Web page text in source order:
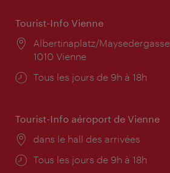
Tourist-Info Vienne
Lieu:
Albertinaplatz/Maysedergasse
1010 Vienne
Horaires
Tous les jours de 9h à 18h
Tourist-Info aéroport de Vienne
Lieu:
dans le hall des arrivées
Horaires
Tous les jours de 9h à 18h